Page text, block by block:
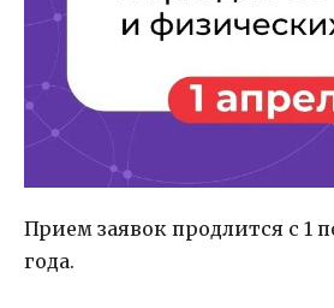
Прием заявок продлится с 1
года.